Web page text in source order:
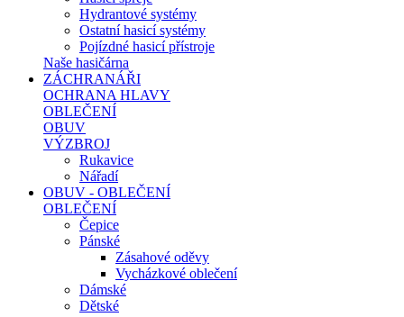
Hydrantové systémy
Ostatní hasicí systémy
Pojízdné hasicí přístroje
Naše hasičárna
ZÁCHRANÁŘI
OCHRANA HLAVY
OBLEČENÍ
OBUV
VÝZBROJ
Rukavice
Nářadí
OBUV - OBLEČENÍ
OBLEČENÍ
Čepice
Pánské
Zásahové oděvy
Vycházkové oblečení
Dámské
Dětské